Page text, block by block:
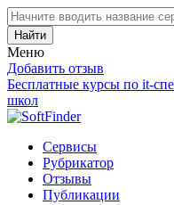
Найти
Меню
Добавить отзыв
Бесплатные курсы по it-
школ
Сервисы
Рубрикатор
Отзывы
Публикации